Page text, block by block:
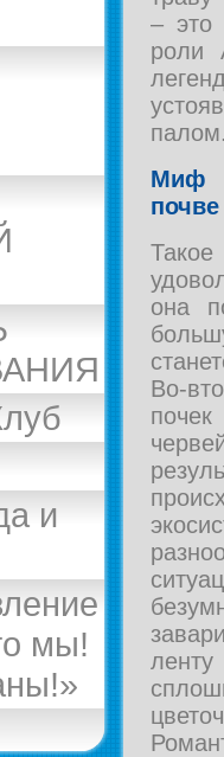
и
мы!
– это
роли
Миф
почве
она
Во-